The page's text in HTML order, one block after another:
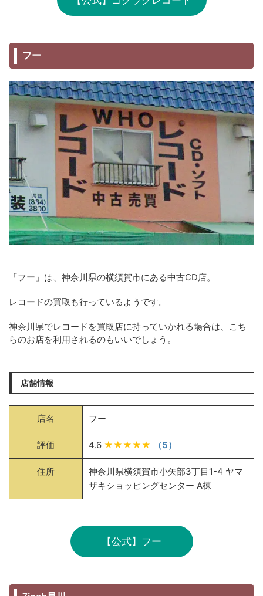
フー
「フー」は、神奈川県の横須賀市にある中古CD店。
レコードの買取も行っているようです。
神奈川県でレコードを買取店に持っていかれる場合は、こち
らのお店を利用されるのもいいでしょう。
店舗情報
店名 フー
評価 4.6 ★★★★★ （5）
住所
神奈川県横須賀市小矢部3丁目1-4 ヤマ
ザキショッピングセンター A棟
【公式】フー